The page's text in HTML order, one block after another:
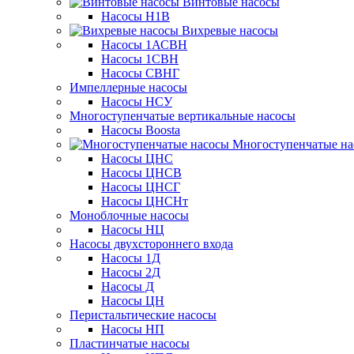
Насосы Н1В
Вихревые насосы
Насосы 1АСВН
Насосы 1СВН
Насосы СВНГ
Импеллерные насосы
Насосы НСУ
Многоступенчатые вертикальные насосы
Насосы Boosta
Многоступенчатые
Насосы ЦНС
Насосы ЦНСВ
Насосы ЦНСГ
Насосы ЦНСНт
Моноблочные насосы
Насосы НЦ
Насосы двухстороннего входа
Насосы 1Д
Насосы 2Д
Насосы Д
Насосы ЦН
Перистальтические насосы
Насосы НП
Пластинчатые насосы